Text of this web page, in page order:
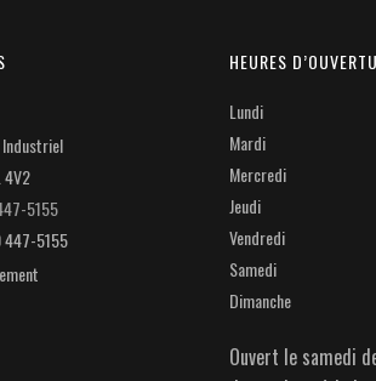
4V2
5155
447-5155
HEURES
Lundi
Mardi
Mercredi
Jeudi
Vendredi
Samedi
Dimanche
Ouvert le samedi